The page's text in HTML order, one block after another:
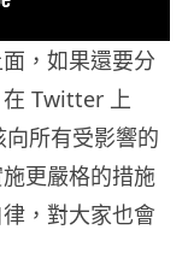
，如果還要分
Twitter 上
所有受影響的
更嚴格的措施
，對大家也會